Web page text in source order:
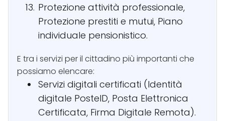
Protezione attività professionale,
Protezione prestiti e mutui, Piano
individuale pensionistico.
E tra i servizi per il cittadino più importanti che
possiamo elencare:
Servizi digitali certificati (Identità
digitale PosteID, Posta Elettronica
Certificata, Firma Digitale Remota).